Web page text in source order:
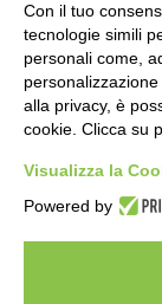
CREDITS
INFORMATIVA
Con il tuo
tecnologie simili
personali come,
alla privacy, è
cookie. Clicca su
Visualizza la
Powered by